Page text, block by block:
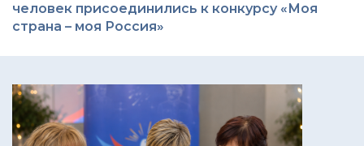
человек присоединились к конкурсу «Моя
страна – моя Россия»